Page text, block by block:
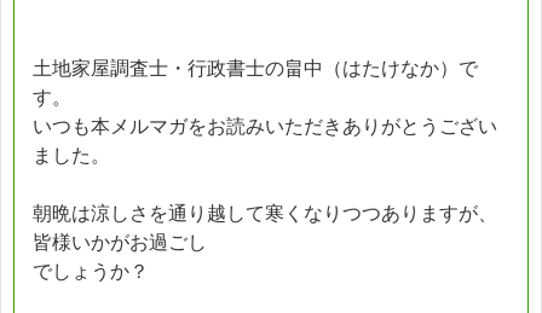
土地家屋調査士・行政書士の畠中（はたけなか）で
す。
いつも本メルマガをお読みいただきありがとうござい
ました。
朝晩は涼しさを通り越して寒くなりつつありますが、
皆様いかがお過ごし
でしょうか？